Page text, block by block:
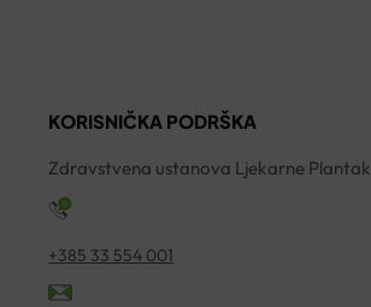
KORISNIČKA PODRŠKA
Zdravstvena ustanova Ljekarne Plantak
+385 33 554 001